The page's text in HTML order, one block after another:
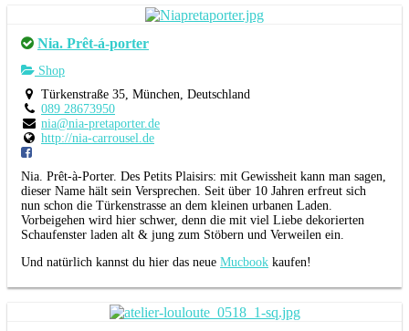
Nia. Prêt-á-porter
Shop
Türkenstraße 35, München, Deutschland
089 28673950
nia@nia-pretaporter.de
http://nia-carrousel.de
Nia. Prêt-à-Porter. Des Petits Plaisirs: mit Gewissheit kann man sagen,
dieser Name hält sein Versprechen. Seit über 10 Jahren erfreut sich
nun schon die Türkenstrasse an dem kleinen urbanen Laden.
Vorbeigehen wird hier schwer, denn die mit viel Liebe dekorierten
Schaufenster laden alt & jung zum Stöbern und Verweilen ein.
Und natürlich kannst du hier das neue Mucbook kaufen!